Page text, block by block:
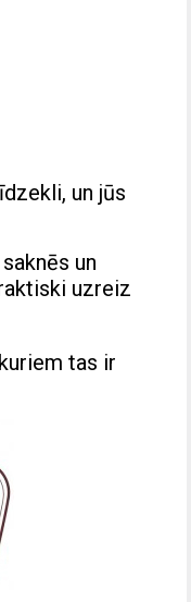
un jūs
un
uzreiz
tas ir